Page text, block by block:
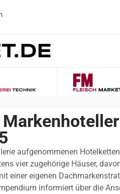
aufgenommenen
vier zugehörige Häuser,
einer eigenen
informiert über die